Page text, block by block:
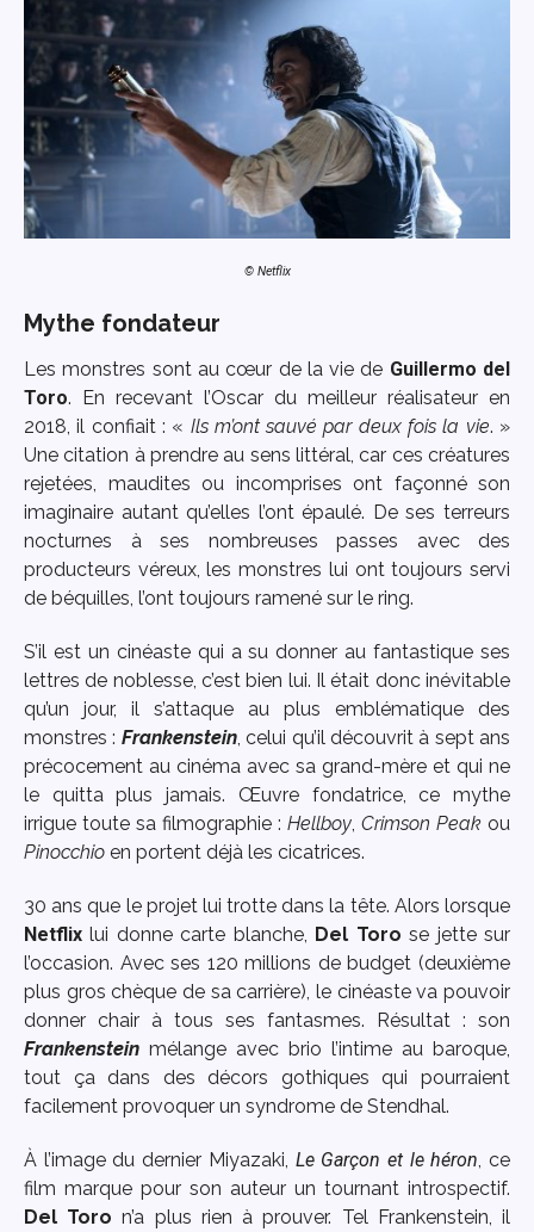
© Netflix
Mythe fondateur
Les monstres sont au cœur de la vie de Guillermo del
Toro. En recevant l’Oscar du meilleur réalisateur en
2018, il confiait : « Ils m’ont sauvé par deux fois la vie. »
Une citation à prendre au sens littéral, car ces créatures
rejetées, maudites ou incomprises ont façonné son
imaginaire autant qu’elles l’ont épaulé. De ses terreurs
nocturnes à ses nombreuses passes avec des
producteurs véreux, les monstres lui ont toujours servi
de béquilles, l’ont toujours ramené sur le ring.
S’il est un cinéaste qui a su donner au fantastique ses
lettres de noblesse, c’est bien lui. Il était donc inévitable
qu’un jour, il s’attaque au plus emblématique des
monstres : Frankenstein, celui qu’il découvrit à sept ans
précocement au cinéma avec sa grand-mère et qui ne
le quitta plus jamais. Œuvre fondatrice, ce mythe
irrigue toute sa filmographie : Hellboy, Crimson Peak ou
Pinocchio en portent déjà les cicatrices.
30 ans que le projet lui trotte dans la tête. Alors lorsque
Netflix lui donne carte blanche, Del Toro se jette sur
l’occasion. Avec ses 120 millions de budget (deuxième
plus gros chèque de sa carrière), le cinéaste va pouvoir
donner chair à tous ses fantasmes. Résultat : son
Frankenstein mélange avec brio l’intime au baroque,
tout ça dans des décors gothiques qui pourraient
facilement provoquer un syndrome de Stendhal.
À l’image du dernier Miyazaki, Le Garçon et le héron, ce
film marque pour son auteur un tournant introspectif.
Del Toro n’a plus rien à prouver. Tel Frankenstein, il